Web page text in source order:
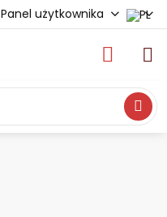
Panel użytkownika